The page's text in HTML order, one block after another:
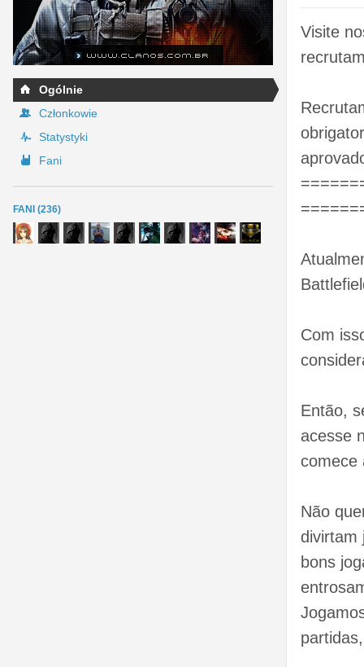
Ogólnie
Członkowie
Statystyki
Fani
FANI (236)
Visite
Com
Então,
acesse
comece
Não
divirtam
bons